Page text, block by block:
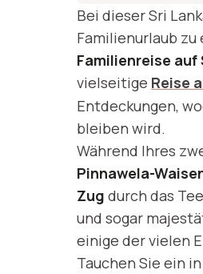
Bei dieser Sri
Familienurlaub
Familienreise auf
vielseitige Reise
Entdeckungen,
bleiben wird.
Während Ihres
Pinnawela-
Zug durch das
und sogar
einige der vielen
Tauchen Sie ein